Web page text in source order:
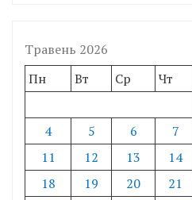
Травень 2026
Пн
Вт Ср Чт
4
5 6 7
11
12 13 14
18
19 20 21